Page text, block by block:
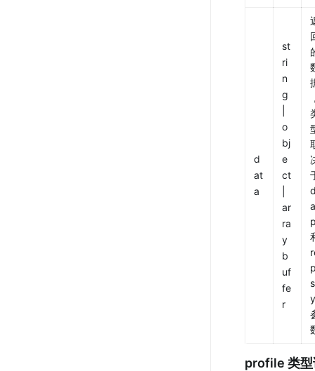
d
at
a
st
ri
n
g
o
bj
e
ct
ar
ra
y
b
uf
fe
r
profile 类